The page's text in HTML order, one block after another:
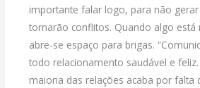
importante falar logo, para não
tornarão conflitos. Quando algo está
abre-se espaço para brigas.
todo relacionamento saudável e
maioria das relações acaba por falta